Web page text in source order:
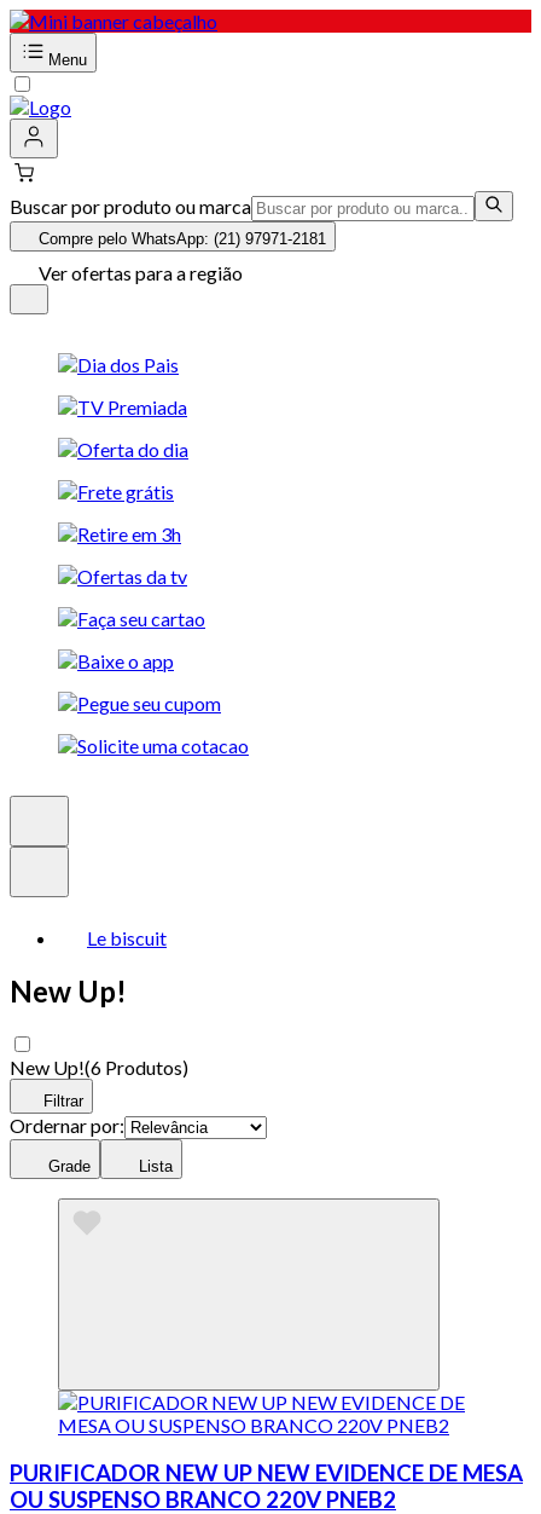
Menu
Buscar por produto ou marca
Compre pelo WhatsApp: (21) 97971-2181
Ver ofertas para a região
Le biscuit
New Up!
New Up!(6 Produtos)
Filtrar
Ordernar por:
Grade Lista
PURIFICADOR NEW UP NEW EVIDENCE DE MESA
OU SUSPENSO BRANCO 220V PNEB2